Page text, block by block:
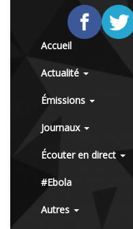
Accueil
Actualité
Émissions
Journaux
Écouter en direct
#Ebola
Autres